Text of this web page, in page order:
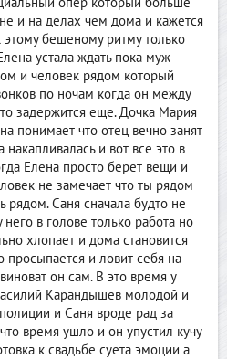
и на делах чем дома и кажется
бешеному ритму только
устала ждать пока муж
и человек рядом который
по ночам когда он между
задержится еще. Дочка Мария
понимает что отец вечно занят
и вот все это в
Елена просто берет вещи и
не замечает что ты рядом
рядом. Саня сначала будто не
в голове только работа но
хлопает и дома становится
и ловит себя на
он сам. В это время у
Карандышев молодой и
и Саня вроде рад за
время ушло и он упустил кучу
к свадьбе суета эмоции а